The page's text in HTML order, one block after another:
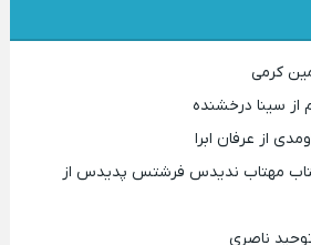
کرمی
از سینا درخشنده
از عرفان ابرا
مهتاب ندیدس فرشتس پدیدس از